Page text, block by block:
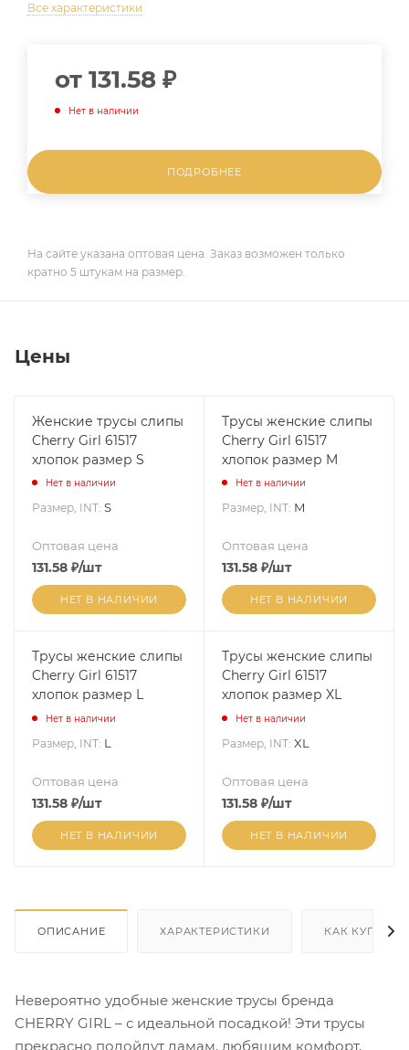
Все характеристики
от 131.58 ₽
Нет в наличии
ПОДРОБНЕЕ
На сайте указана оптовая цена. Заказ возможен только
кратно 5 штукам на размер.
Цены
Женские трусы слипы
Cherry Girl 61517
хлопок размер S
Нет в наличии
Размер, INT: S
Оптовая цена
131.58 ₽/шт
НЕТ В НАЛИЧИИ
Трусы женские слипы
Cherry Girl 61517
хлопок размер M
Нет в наличии
Размер, INT: M
Оптовая цена
131.58 ₽/шт
НЕТ В НАЛИЧИИ
Трусы женские слипы
Cherry Girl 61517
хлопок размер L
Нет в наличии
Размер, INT: L
Оптовая цена
131.58 ₽/шт
НЕТ В НАЛИЧИИ
Трусы женские слипы
Cherry Girl 61517
хлопок размер XL
Нет в наличии
Размер, INT: XL
Оптовая цена
131.58 ₽/шт
НЕТ В НАЛИЧИИ
ОПИСАНИЕ ХАРАКТЕРИСТИКИ КАК КУПИТЬ
Невероятно удобные женские трусы бренда
CHERRY GIRL – с идеальной посадкой! Эти трусы
прекрасно подойдут дамам, любящим комфорт,